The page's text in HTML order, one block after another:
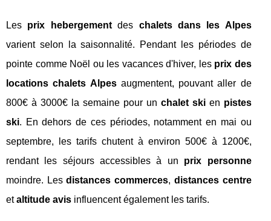
Les prix hebergementdes chalets dans les Alpes
varient selon la saisonnalité. Pendant les périodes de
pointe comme Noël ou les vacances d'hiver, les prix des
locations chalets Alpesaugmentent, pouvant aller de
800€ à 3000€ la semaine pour un chalet skien pistes
ski. En dehors de ces périodes, notamment en mai ou
septembre, les tarifs chutent à environ 500€ à 1200€,
rendant les séjours accessibles à un prix personne
moindre. Lesdistances commerces, distances centre
etaltitude avis influencent également les tarifs.